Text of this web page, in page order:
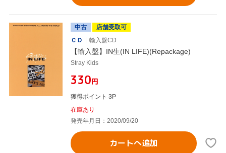
中古
店舗受取可
ＣＤ
輸入盤CD
【輸入盤】IN生(IN LIFE)(Repackage)
Stray Kids
¥330円
獲得ポイント 3P
在庫あり
発売年月日：2020/09/20
カートへ追加